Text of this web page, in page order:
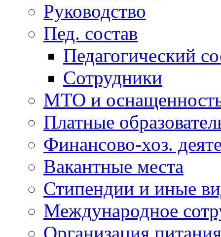
Руководство
Пед. состав
Педагогический
Сотрудники
МТО и
Платные
Финансово-хоз.
Вакантные места
Стипендии и иные
Международное